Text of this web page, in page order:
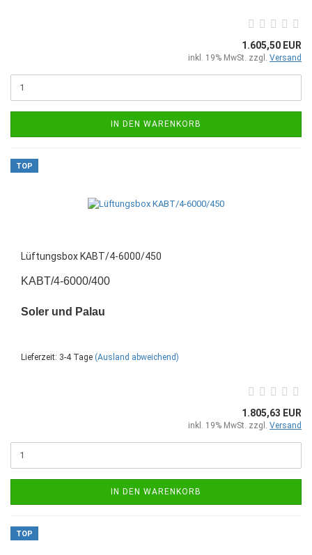
1.605,50 EUR
inkl. 19% MwSt. zzgl. Versand
IN DEN WARENKORB
TOP
Lüftungsbox KABT/4-6000/450
KABT/4-6000/400
Soler und Palau
Lieferzeit: 3-4 Tage (Ausland abweichend)
1.805,63 EUR
inkl. 19% MwSt. zzgl. Versand
IN DEN WARENKORB
TOP